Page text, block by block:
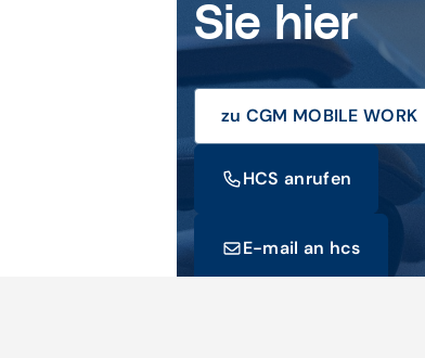
Sie hier
zu CGM MOBILE WORK
HCS anrufen
E-mail an hcs